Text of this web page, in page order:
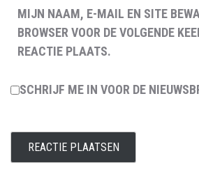
MIJN NAAM, E-MAIL EN SITE
BROWSER VOOR DE VOLGENDE
REACTIE PLAATS.
SCHRIJF ME IN VOOR DE